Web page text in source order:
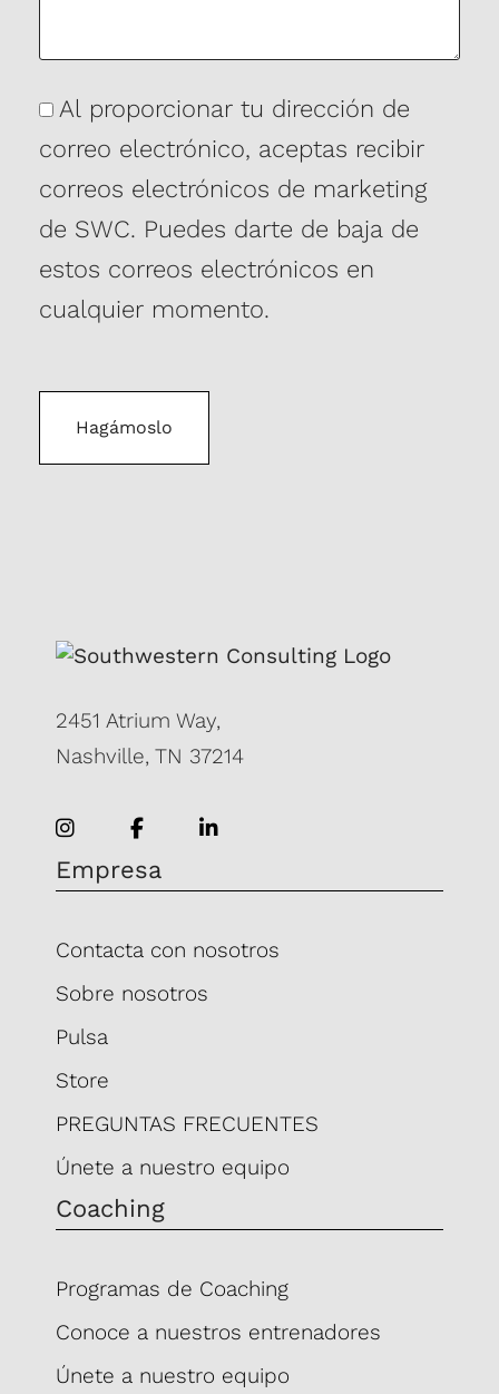
Consentimiento
Al proporcionar tu dirección de
correo electrónico, aceptas recibir
correos electrónicos de marketing
de SWC. Puedes darte de baja de
estos correos electrónicos en
cualquier momento.
2451 Atrium Way,
Nashville, TN 37214
Empresa
Contacta con nosotros
Sobre nosotros
Pulsa
Store
PREGUNTAS FRECUENTES
Únete a nuestro equipo
Coaching
Programas de Coaching
Conoce a nuestros entrenadores
Únete a nuestro equipo